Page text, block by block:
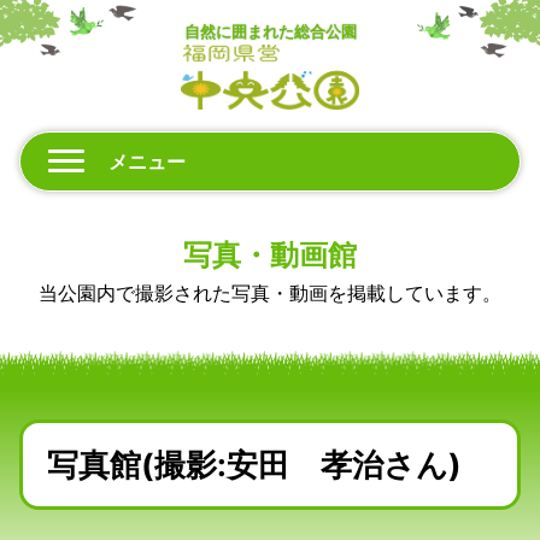
自然に囲まれた総合公園
メニュー
写真・動画館
当公園内で撮影された写真・動画を掲載しています。
写真館(撮影:安田 孝治さん)